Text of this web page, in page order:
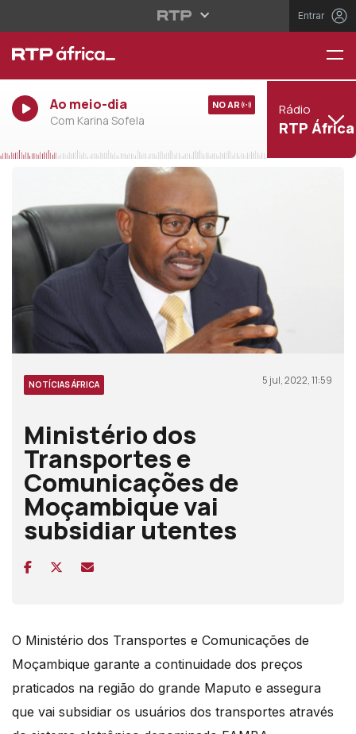
Entrar
Ao meio-dia
Com Karina Sofela
NO AR Rádio
RTP África
NOTÍCIAS ÁFRICA 5 jul, 2022, 11:59
Ministério dos
Transportes e
Comunicações de
Moçambique vai
subsidiar utentes
O Ministério dos Transportes e Comunicações de
Moçambique garante a continuidade dos preços
praticados na região do grande Maputo e assegura
que vai subsidiar os usuários dos transportes através